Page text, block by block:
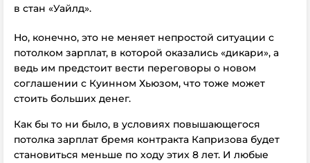
в стан «Уайлд».
Но, конечно, это не меняет непростой ситуации с
потолком зарплат, в которой оказались «дикари», а
ведь им предстоит вести переговоры о новом
соглашении с Куинном Хьюзом, что тоже может
стоить больших денег.
Как бы то ни было, в условиях повышающегося
потолка зарплат бремя контракта Капризова будет
становиться меньше по ходу этих 8 лет. И любые